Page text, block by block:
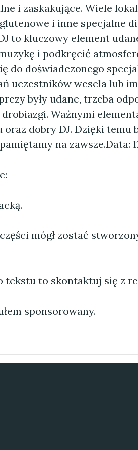
i zaskakujące. Wiele
i inne specjalne
to kluczowy element
i podkręcić
do doświadczonego
uczestników wesela lub
były udane, trzeba
Ważnymi
dobry DJ. Dzięki temu
na zawsze.Data:
mógł zostać
tekstu to skontaktuj się z
sponsorowany.